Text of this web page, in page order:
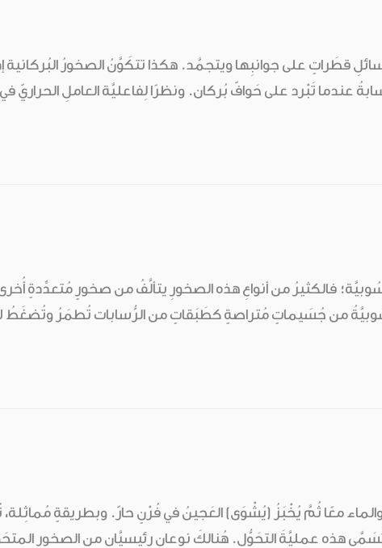
قطَراتٍ على جوانبِها ويتجمَّد. هكذا تتكَوَّنُ الصخورُ
عندما تَبْرد على حَوافّ بُركان. ونظرًا لِفاعليَّة العاملِ الحراريّ
فالكثيرُ من أنواعِ هذه الصخورِ يتألَّفُ من صخورٍ مُتعدِّدةٍ أُخرى،
من جُسَيماتٍ مُتراصةٍ كطَبَقاتٍ من الرُّسابات تُطمَرُ وتُضغَطُ
معًا ثُمَّ يُخْبَزُ (يُشْوَى) العَجينُ في فُرْنٍ حارّ. وبطريقةٍ
هذه عمليَّةَ التحَوُّل. هُنالكَ نوعانِ رئيسيَّان من الصخورِ